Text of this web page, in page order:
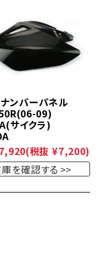
ンバーパネル
09)
サイクラ)
(税抜 ¥7,200)
を確認する